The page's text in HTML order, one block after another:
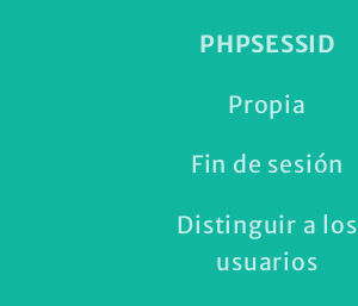
PHPSESSID
Propia
Fin de sesión
Distinguir a los
usuarios